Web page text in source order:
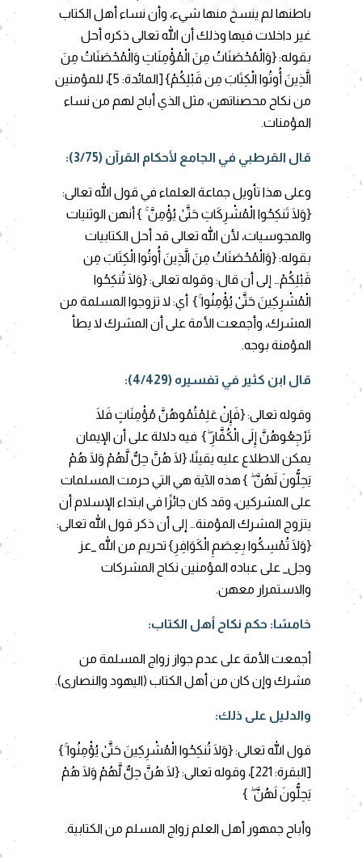
باطنها لم ينسخ منها شيء، وأن نساء أهل الكتاب
غير داخلات فيها وذلك أن الله تعالى ذكره أحل
بقوله: {وَالْمُحْصَنَاتُ مِنَ الْمُؤْمِنَاتِ وَالْمُحْصَنَاتُ مِنَ
الَّذِينَ أُوتُوا الْكِتَابَ مِن قَبْلِكُمْ}
[المائدة: 5]، للمؤمنين
من نكاح محصناتهن، مثل الذي أباح لهم من نساء
المؤمنات.
قال القرطبي في الجامع لأحكام القرآن (3/75):
وعلى هذا تأويل جماعة العلماء في قول الله تعالى:
{وَلَا تَنكِحُوا الْمُشْرِكَاتِ حَتَّىٰ يُؤْمِنَّ ۚ } أنهن الوثنيات
والمجوسيات، لأن الله تعالى قد أحل الكتابيات
بقوله: {وَالْمُحْصَنَاتُ مِنَ الَّذِينَ أُوتُوا الْكِتَابَ مِن
قَبْلِكُمْ… إلى أن قال: وقوله تعالى: {وَلَا تُنكِحُوا
الْمُشْرِكِينَ حَتَّىٰ يُؤْمِنُوا ۚ} أي: لا تزوجوا المسلمة من
المشرك، وأجمعت الأمة على أن المشرك لا يطأ
المؤمنة بوجه.
قال ابن كثير في تفسيره (4/429):
وقوله تعالى: {فَإِنْ عَلِمْتُمُوهُنَّ مُؤْمِنَاتٍ فَلَا
تَرْجِعُوهُنَّ إِلَى الْكُفَّارِ ۖ} فيه دلالة على أن الإيمان
يمكن الاطلاع عليه يقينًا، {لَا هُنَّ حِلٌّ لَّهُمْ وَلَا هُمْ
يَحِلُّونَ لَهُنَّ ۖ } هذه الآية هي التي حرمت المسلمات
على المشركين، وقد كان جائزًا في ابتداء الإسلام أن
يتزوج المشرك المؤمنة… إلى أن ذكر قول الله تعالى:
{وَلَا تُمْسِكُوا بِعِصَمِ الْكَوَافِرِ} تحريم من الله _عز
وجل_ على عباده المؤمنين نكاح المشركات
والاستمرار معهن.
خامسًا: حكم نكاح أهل الكتاب:
أجمعت الأمة على عدم جواز زواج المسلمة من
مشرك وإن كان من أهل الكتاب (اليهود والنصارى).
والدليل على ذلك:
قول الله تعالى: {وَلَا تُنكِحُوا الْمُشْرِكِينَ حَتَّىٰ يُؤْمِنُوا ۚ}
[البقرة: 221]، وقوله تعالى: {لَا هُنَّ حِلٌّ لَّهُمْ وَلَا هُمْ
يَحِلُّونَ لَهُنَّ ۖ }
وأباح جمهور أهل العلم زواج المسلم من الكتابية.